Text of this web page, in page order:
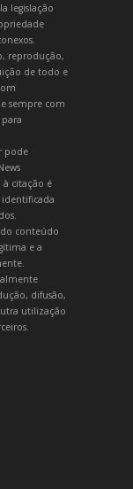
legislação
reprodução,
de todo e
sempre com
pode
à citação é
conteúdo
e a
difusão,
utilização